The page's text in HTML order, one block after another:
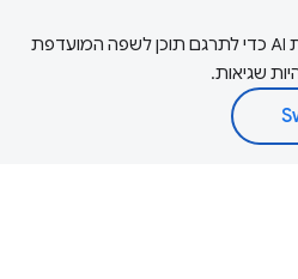
‫Google משתמשת בטכנולוגיית AI כדי לתרגם תוכן לשפה המועדפת
שגיאות.